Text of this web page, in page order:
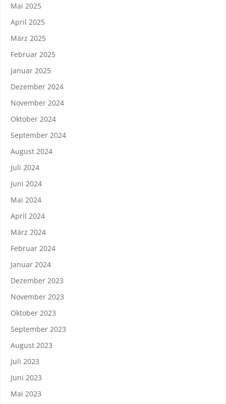
Mai 2025
April 2025
März 2025
Februar 2025
Januar 2025
Dezember 2024
November 2024
Oktober 2024
September 2024
August 2024
Juli 2024
Juni 2024
Mai 2024
April 2024
März 2024
Februar 2024
Januar 2024
Dezember 2023
November 2023
Oktober 2023
September 2023
August 2023
Juli 2023
Juni 2023
Mai 2023